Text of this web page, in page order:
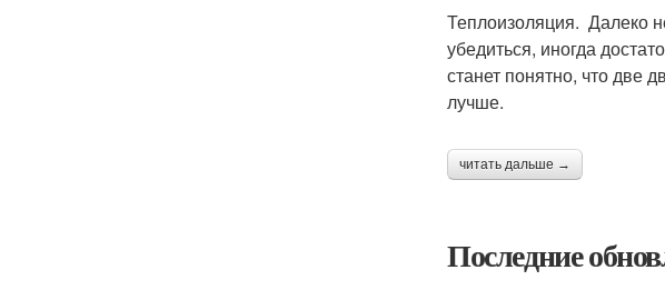
Теплоизоляция. Далеко
убедиться, иногда
станет понятно, что две
лучше.
читать дальше →
Последние